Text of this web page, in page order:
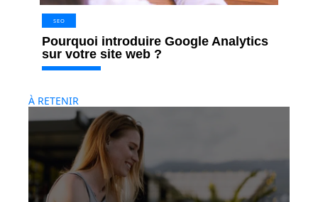
SEO
Pourquoi introduire Google Analytics
sur votre site web ?
À RETENIR